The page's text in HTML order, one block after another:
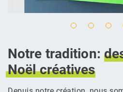
Notre tradition:
Noël créatives